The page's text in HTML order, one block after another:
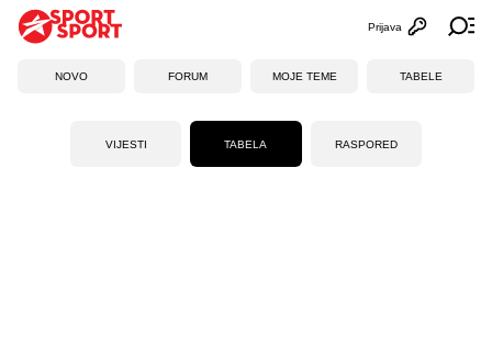
Otvori
Prijava
NOVO FORUM MOJE TEME TABELE
VIJESTI TABELA RASPORED